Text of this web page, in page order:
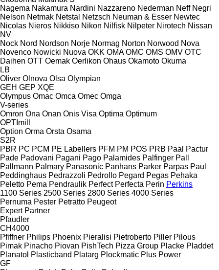
Nagema Nakamura Nardini Nazzareno Nederman Neff Negri
Nelson Netmak Netstal Netzsch Neuman & Esser Newtec
Nicolas Nieros Nikkiso Nikon Nilfisk Nilpeter Nirotech Nissan
NV
Nock Nord Nordson Norje Normag Norton Norwood Nova
Novenco Nowicki Nuova OKK OMA OMC OMS OMV OTC
Daihen OTT Oemak Oerlikon Ohaus Okamoto Okuma
LB
Oliver Olnova Olsa Olympian
GEH GEP XQE
Olympus Omac Omca Omec Omga
V-series
Omron Ona Onan Onis Visa Optima Optimum
OPTImill
Option Orma Orsta Osama
S2R
PBR PC PCM PE Labellers PFM PM POS PRB Paal
Pactur
Pade Padovani Pagani Pago Palamides Palfinger Pall
Pallmann Palmary Panasonic Panhans Parker Parpas Paul
Peddinghaus Pedrazzoli Pedrollo Pegard Pegas Pehaka
Peletto Pema Pendraulik Perfect Perfecta Perin Perkins
1100 Series 2500 Series 2800 Series 4000 Series
Pernuma Pester Petratto Peugeot
Expert Partner
Pfaudler
CH4000
Pfiffner Philips Phoenix Pieralisi Pietroberto Piller Pilous
Pimak Pinacho Piovan PishTech Pizza Group Placke Pladdet
Planatol Plasticband Platarg Plockmatic Plus Power
GF